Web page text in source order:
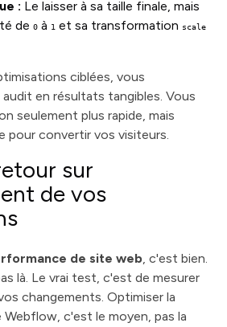
: Le laisser à sa taille finale, mais
de 0 à 1 et sa transformation scale
ciblées, vous
en résultats tangibles. Vous
seulement plus rapide, mais
convertir vos visiteurs.
sur
de vos
de site web, c'est bien.
là. Le vrai test, c'est de mesurer
changements. Optimiser la
c'est le moyen, pas la